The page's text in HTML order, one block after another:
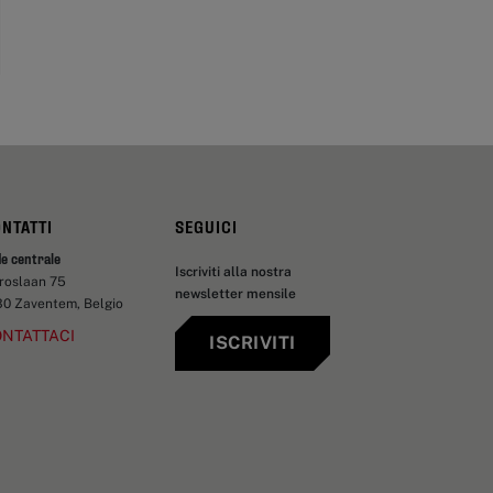
centrale
75
Zaventem, Belgio
SEGUICI
Iscriviti alla nostra
newsletter mensile
ISCRIVITI